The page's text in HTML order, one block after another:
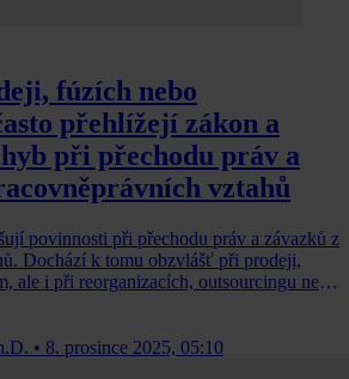
fúzích nebo
přehlížejí zákon a
při přechodu práv a
vztahů
povinnosti při přechodu práv a závazků z
Dochází k tomu obzvlášť při prodeji,
ale i při reorganizacích, outsourcingu nebo
• 8. prosince 2025, 05:10